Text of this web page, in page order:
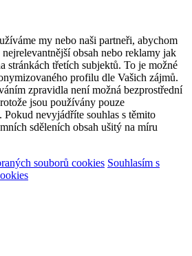
my nebo naši partneři, abychom
obsah nebo reklamy jak
stránkách třetích subjektů. To je možné
profilu dle Vašich zájmů.
zpravidla není možná bezprostřední
jsou používány pouze
Pokud nevyjádříte souhlas s těmito
sděleních obsah ušitý na míru
souborů cookies Souhlasím s